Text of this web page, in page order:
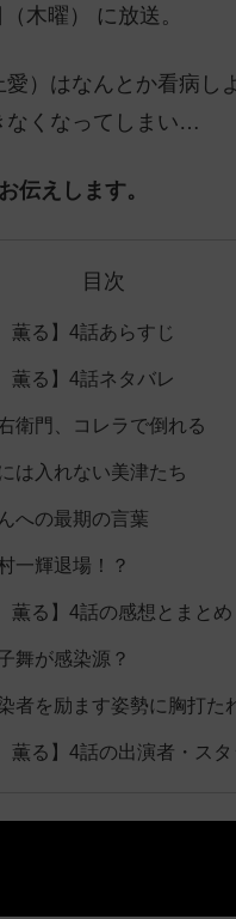
木曜） に放送。
）はなんとか看病し
なくなってしまい…
伝えします。
目次
薫る】4話あらすじ
薫る】4話ネタバレ
衛門、コレラで倒れる
は入れない美津たち
への最期の言葉
一輝退場！？
薫る】4話の感想とまとめ
舞が感染源？
者を励ます姿勢に胸打た
薫る】4話の出演者・スタ